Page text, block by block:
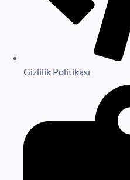
Gizlilik Politikası